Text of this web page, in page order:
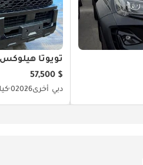
تويوتا هيلوكس
$ 57,500
دبي أخرى20260 كيلومتر